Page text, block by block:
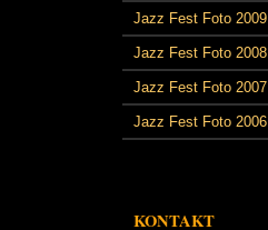
Jazz Fest Foto 2009
Jazz Fest Foto 2008
Jazz Fest Foto 2007
Jazz Fest Foto 2006
KONTAKT